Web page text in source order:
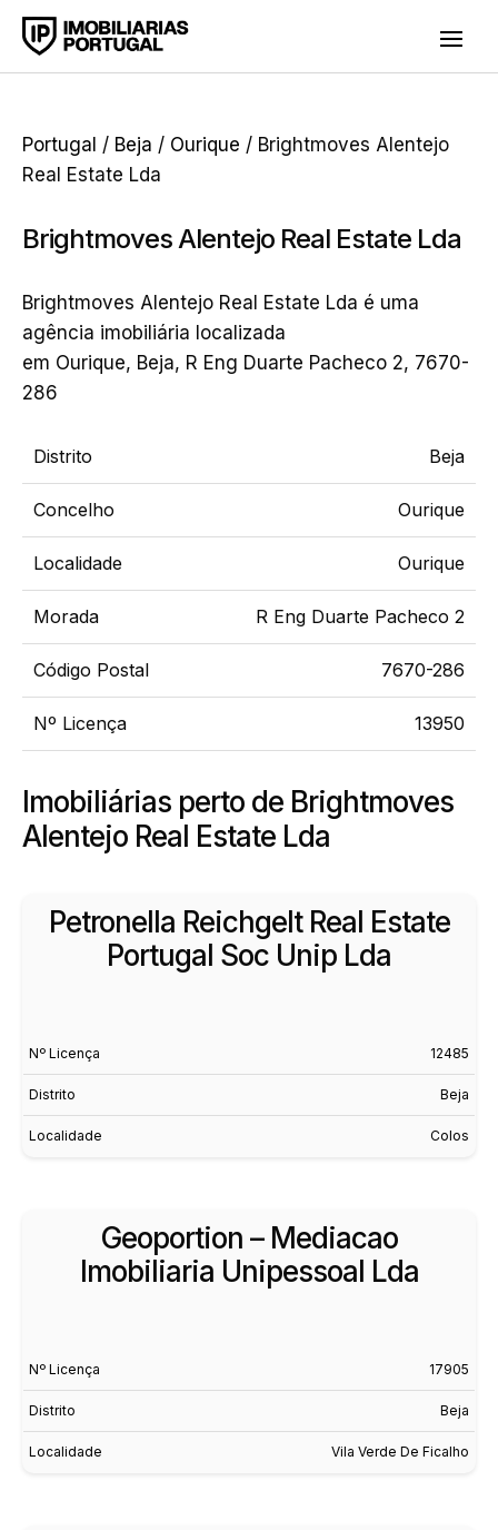
Portugal / Beja / Ourique / Brightmoves Alentejo
Real Estate Lda
Brightmoves Alentejo Real Estate Lda
Brightmoves Alentejo Real Estate Lda é uma
agência imobiliária localizada
em Ourique, Beja, R Eng Duarte Pacheco 2, 7670-
286
Distrito Beja
Concelho Ourique
Localidade Ourique
Morada R Eng Duarte Pacheco 2
Código Postal 7670-286
Nº Licença 13950
Imobiliárias perto de Brightmoves
Alentejo Real Estate Lda
Petronella Reichgelt Real Estate
Portugal Soc Unip Lda
Nº Licença 12485
Distrito Beja
Localidade Colos
Geoportion – Mediacao
Imobiliaria Unipessoal Lda
Nº Licença 17905
Distrito Beja
Localidade Vila Verde De Ficalho